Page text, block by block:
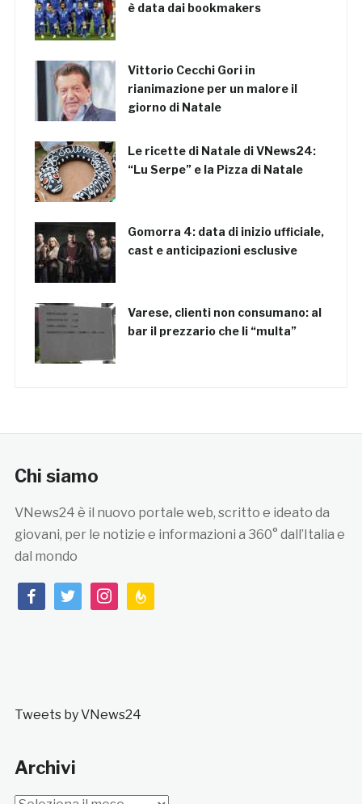
è data dai bookmakers
Vittorio Cecchi Gori in
rianimazione per un malore il
giorno di Natale
Le ricette di Natale di VNews24:
“Lu Serpe” e la Pizza di Natale
Gomorra 4: data di inizio ufficiale,
cast e anticipazioni esclusive
Varese, clienti non consumano: al
bar il prezzario che li “multa”
Chi siamo
VNews24 è il nuovo portale web, scritto e ideato da
giovani, per le notizie e informazioni a 360° dall’Italia e
dal mondo
facebooktwitterinstagramfeedburner
Tweets by VNews24
Archivi